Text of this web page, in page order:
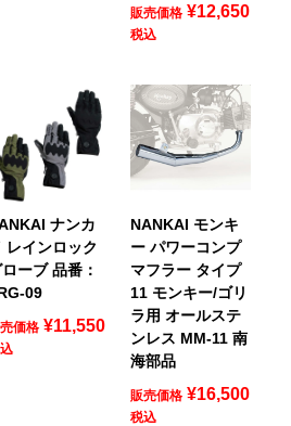
販売価格 ¥12,650
税込
ナンカ
レインロック
ーブ 品番：
09
価格 ¥11,550
NANKAI モンキ
ー パワーコンプ
マフラー タイプ
11 モンキー/ゴリ
ラ用 オールステ
ンレス MM-11 南
海部品
販売価格 ¥16,500
税込